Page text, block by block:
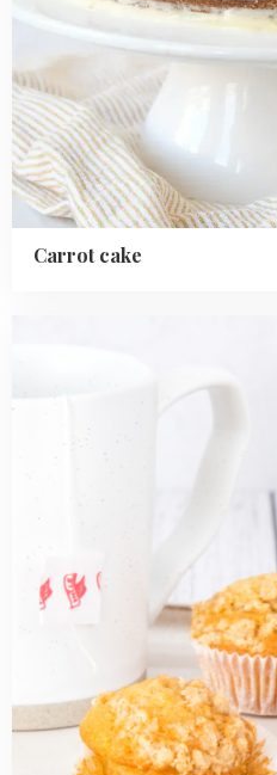
Carrot cake
Mini